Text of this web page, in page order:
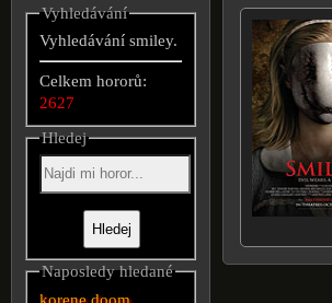
Vyhledávání
Vyhledávání smiley.
Celkem hororů:
2627
Hledej
Naposledy hledané
korene doom